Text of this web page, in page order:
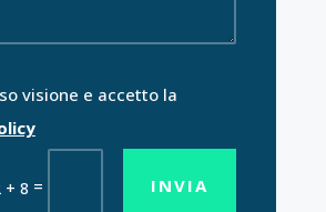
visione e accetto la
+ 8 = INVIA